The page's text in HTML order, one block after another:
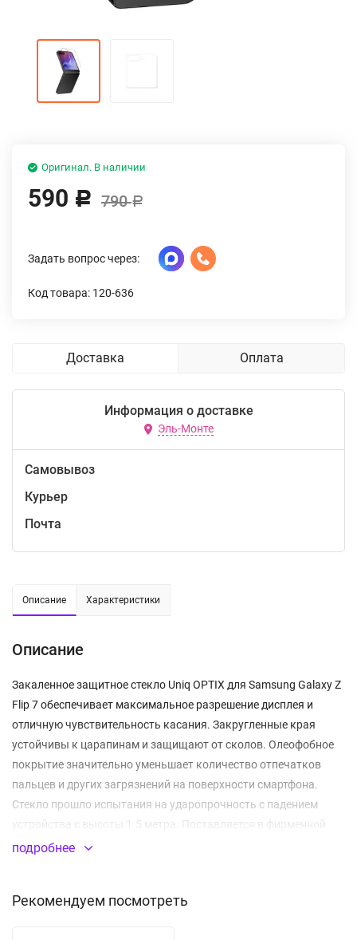
Оригинал. В наличии
590 Р 790Р
Задать вопрос через:
Код товара: 120-636
Доставка Оплата
Информация о доставке
Эль-Монте
Самовывоз
Курьер
Почта
Описание Характеристики
Описание
Закаленное защитное стекло Uniq OPTIX для Samsung Galaxy Z
Flip 7 обеспечивает максимальное разрешение дисплея и
отличную чувствительность касания. Закругленные края
устойчивы к царапинам и защищают от сколов. Олеофобное
покрытие значительно уменьшает количество отпечатков
пальцев и других загрязнений на поверхности смартфона.
Стекло прошло испытания на ударопрочность с падением
устройства с высоты 1.5 метра. Поставляется в фирменной
картонной упаковке производителя. В комплекте - аксессуары
Толщина: 0.33 мм
подробнее
Рекомендуем посмотреть